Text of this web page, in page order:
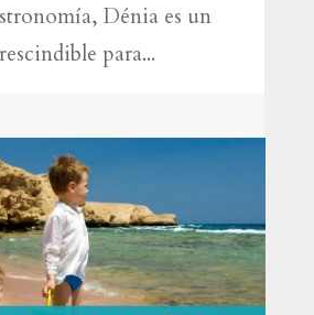
Dénia es un
para...